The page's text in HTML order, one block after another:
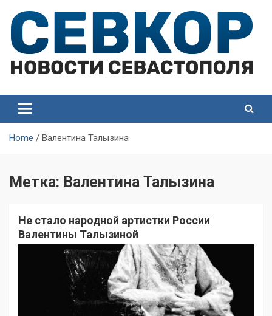
content
Севастополя
Севастополя
Home Валентина Талызина
Метка: Валентина Талызина
Не стало народной артистки России
Валентины Талызиной